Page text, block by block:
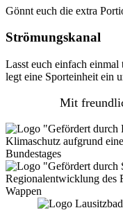
Gönnt euch die extra
Strömungskanal
Lasst euch einfach
legt eine Sporteinheit ein
Mit